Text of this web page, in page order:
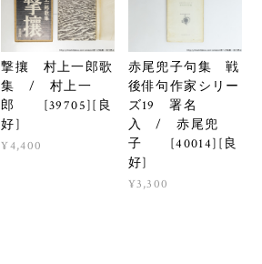
撃攘 村上一郎歌
集 / 村上一
郎 [39705][良
好]
¥4,400
赤尾兜子句集 戦
後俳句作家シリー
ズ19 署名
入 / 赤尾兜
子 [40014][良
好]
¥3,300